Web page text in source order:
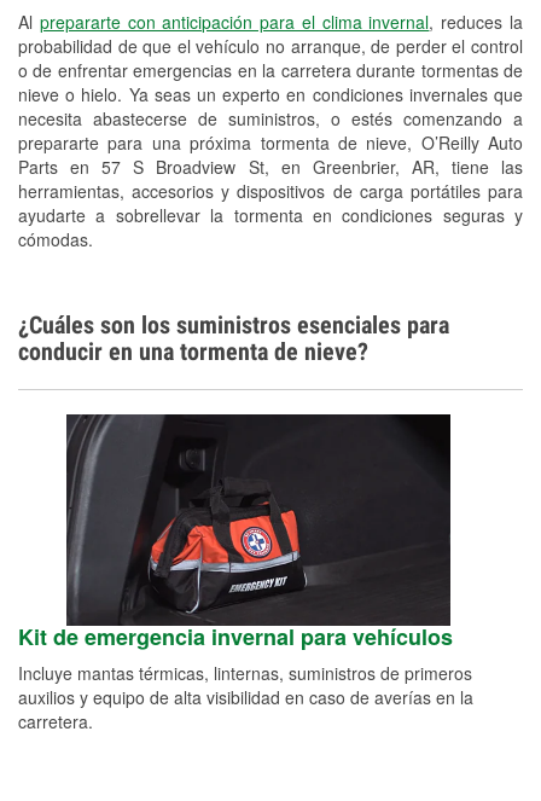
Al prepararte con anticipación para el clima invernal, reduces la
probabilidad de que el vehículo no arranque, de perder el control
o de enfrentar emergencias en la carretera durante tormentas de
nieve o hielo. Ya seas un experto en condiciones invernales que
necesita abastecerse de suministros, o estés comenzando a
prepararte para una próxima tormenta de nieve, O’Reilly Auto
Parts en 57 S Broadview St, en Greenbrier, AR, tiene las
herramientas, accesorios y dispositivos de carga portátiles para
ayudarte a sobrellevar la tormenta en condiciones seguras y
cómodas.
Mangueras hidráulicas a la medida
Snowstorm Supplies
Tornado Supplies
Conoce más
¿Cuáles son los suministros esenciales para
conducir en una tormenta de nieve?
Kit de emergencia invernal para vehículos
Incluye mantas térmicas, linternas, suministros de primeros
auxilios y equipo de alta visibilidad en caso de averías en la
carretera.